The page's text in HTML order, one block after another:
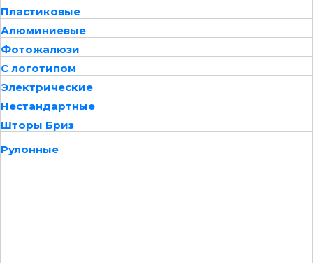
Пластиковые
Алюминиевые
Фотожалюзи
С логотипом
Электрические
Нестандартные
Шторы Бриз
Рулонные